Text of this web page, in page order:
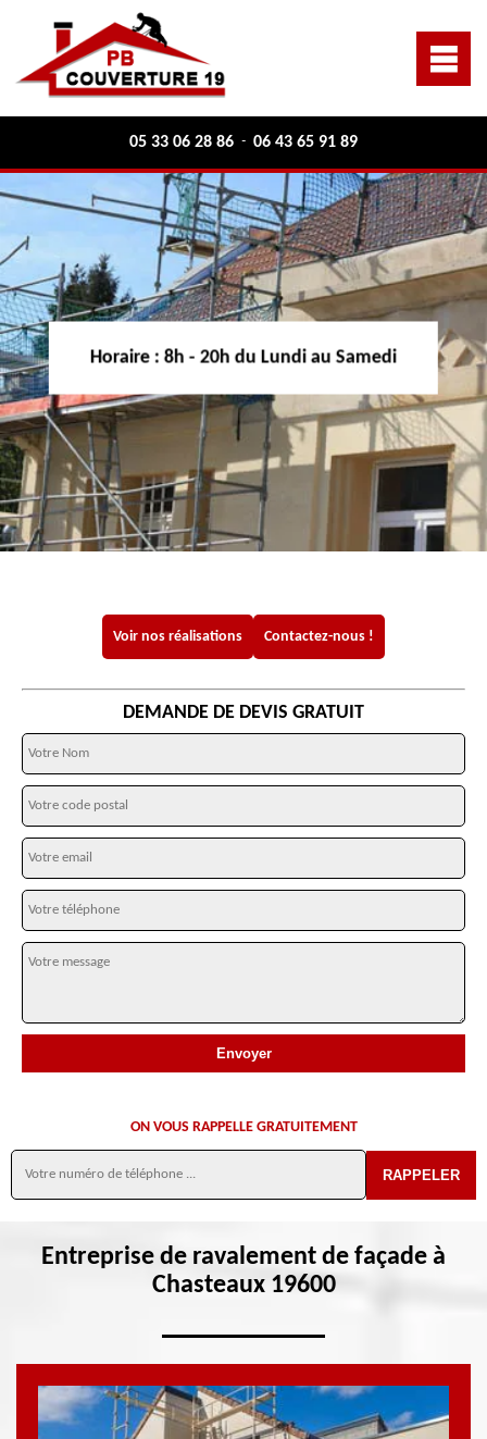
05 33 06 28 86 - 06 43 65 91 89
Horaire : 8h - 20h du Lundi au Samedi
Voir nos réalisations Contactez-nous !
DEMANDE DE DEVIS GRATUIT
ON VOUS RAPPELLE GRATUITEMENT
Entreprise de ravalement de façade à
Chasteaux 19600